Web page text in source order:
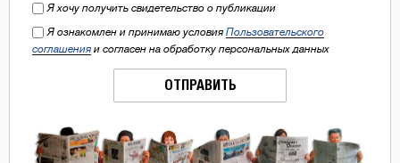
Я хочу получить свидетельство о публикации
Я ознакомлен и принимаю условия Пользовательского
соглашения и согласен на обработку персональных данных
ОТПРАВИТЬ